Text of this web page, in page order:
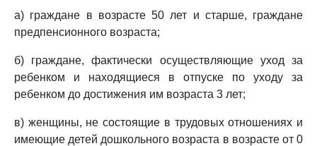
а) граждане в возрасте 50 лет и старше, граждане
предпенсионного возраста;
б) граждане, фактически осуществляющие уход за
ребенком и находящиеся в отпуске по уходу за
ребенком до достижения им возраста 3 лет;
в) женщины, не состоящие в трудовых отношениях и
имеющие детей дошкольного возраста в возрасте от 0